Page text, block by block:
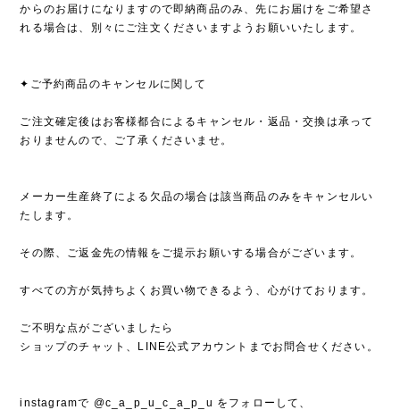
からのお届けになりますので即納商品のみ、先にお届けをご希望さ
れる場合は、別々にご注文くださいますようお願いいたします。
✦ご予約商品のキャンセルに関して
ご注文確定後はお客様都合によるキャンセル・返品・交換は承って
おりませんので、ご了承くださいませ。
メーカー生産終了による欠品の場合は該当商品のみをキャンセルい
たします。
その際、ご返金先の情報をご提示お願いする場合がございます。
すべての方が気持ちよくお買い物できるよう、心がけております。
ご不明な点がございましたら
ショップのチャット、LINE公式アカウントまでお問合せください。
instagramで @c_a_p_u_c_a_p_u をフォローして、